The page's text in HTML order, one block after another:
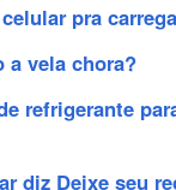
pra
a vela chora?
refrigerante
diz Deixe seu